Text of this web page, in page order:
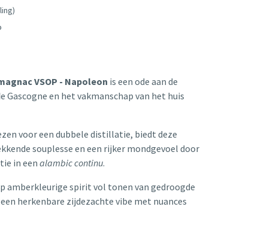
VSOP - Napoleon is een ode aan de
Gascogne en het vakmanschap van het huis
voor een dubbele distillatie, biedt deze
souplesse en een rijker mondgevoel door
in een alambic continu.
amberkleurige spirit vol tonen van gedroogde
herkenbare zijdezachte vibe met nuances